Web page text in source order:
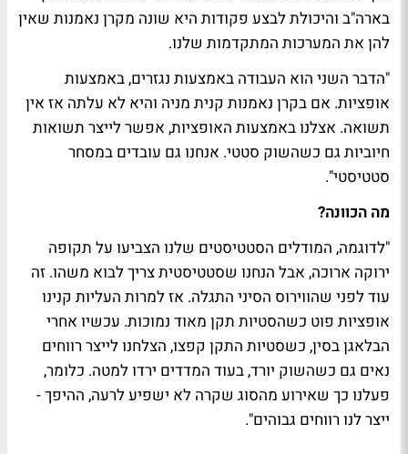
בארה"ב והיכולת לבצע פקודות היא שונה מקרן נאמנות שאין
להן את המערכות המתקדמות שלנו.
"הדבר השני הוא העבודה באמצעות נגזרים, באמצעות
אופציות. אם בקרן נאמנות קנית מניה והיא לא עלתה אז אין
תשואה. אצלנו באמצעות האופציות, אפשר לייצר תשואות
חיוביות גם כשהשוק סטטי. אנחנו גם עובדים במסחר
סטטיסטי".
מה הכוונה?
"לדוגמה, המודלים הסטטיסטים שלנו הצביעו על תקופה
ירוקה ארוכה, אבל הנחנו שסטטיסטית צריך לבוא משהו. זה
עוד לפני שהווירוס הסיני התגלה. אז למרות העליות קנינו
אופציות פוט כשהסטיות תקן מאוד נמוכות. עכשיו אחרי
הבלאגן בסין, כשסטיות התקן קפצו, הצלחנו לייצר רווחים
נאים גם כשהשוק יורד, בעוד המדדים ירדו למטה. כלומר,
פעלנו כך שאירוע מהסוג שקרה לא ישפיע לרעה, ההיפך -
ייצר לנו רווחים גבוהים".